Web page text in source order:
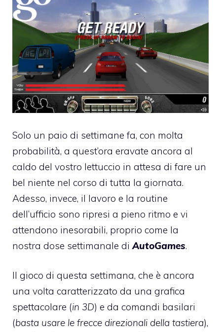
Solo un paio di settimane fa, con molta
probabilità, a quest’ora eravate ancora al
caldo del vostro lettuccio in attesa di fare un
bel niente nel corso di tutta la giornata.
Adesso, invece, il lavoro e la routine
dell’ufficio sono ripresi a pieno ritmo e vi
attendono inesorabili, proprio come la
nostra dose settimanale di AutoGames.
Il gioco di questa settimana, che è ancora
una volta caratterizzato da una grafica
spettacolare (in 3D) e da comandi basilari
(basta usare le frecce direzionali della tastiera),